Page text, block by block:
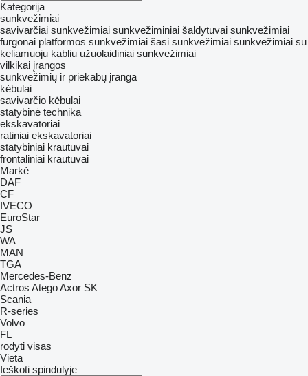
Kategorija
sunkvežimiai
savivarčiai sunkvežimiai sunkvežiminiai šaldytuvai sunkvežimiai
furgonai platformos sunkvežimiai šasi sunkvežimiai sunkvežimiai su
keliamuoju kabliu užuolaidiniai sunkvežimiai
vilkikai įrangos
sunkvežimių ir priekabų įranga
kėbulai
savivarčio kėbulai
statybinė technika
ekskavatoriai
ratiniai ekskavatoriai
statybiniai krautuvai
frontaliniai krautuvai
Markė
DAF
CF
IVECO
EuroStar
JS
WA
MAN
TGA
Mercedes-Benz
Actros AtegoAxor SK
Scania
R-series
Volvo
FL
rodyti visas
Vieta
Ieškoti spindulyje